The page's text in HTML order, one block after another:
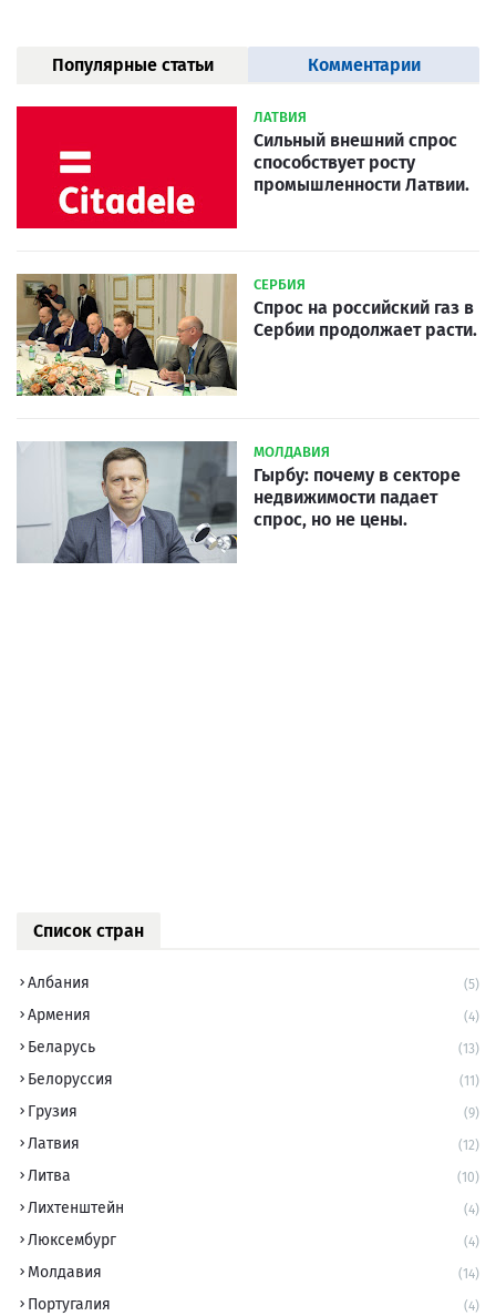
Популярные статьи Комментарии
ЛАТВИЯ
Сильный внешний спрос
способствует росту
промышленности Латвии.
СЕРБИЯ
Спрос на российский газ в
Сербии продолжает расти.
МОЛДАВИЯ
Гырбу: почему в секторе
недвижимости падает
спрос, но не цены.
Список стран
Албания (5)
Армения (4)
Беларусь (13)
Белоруссия (11)
Грузия (9)
Латвия (12)
Литва (10)
Лихтенштейн (4)
Люксембург (4)
Молдавия (14)
Португалия (4)